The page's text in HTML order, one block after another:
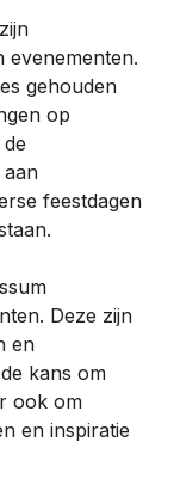
evenementen.
gehouden
op
feestdagen
Deze zijn
en
kans om
ook om
en inspiratie